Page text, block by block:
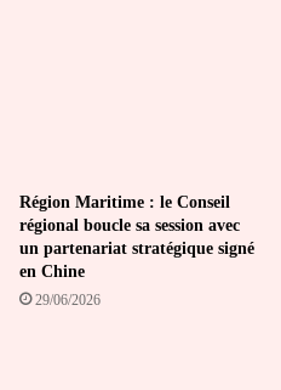
Région Maritime : le Conseil
régional boucle sa session avec
un partenariat stratégique signé
en Chine
29/06/2026